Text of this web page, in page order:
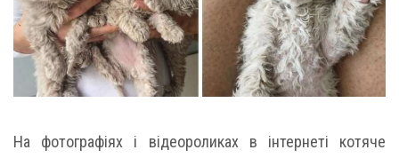
На фотографіях і відеороликах в інтернеті котяче